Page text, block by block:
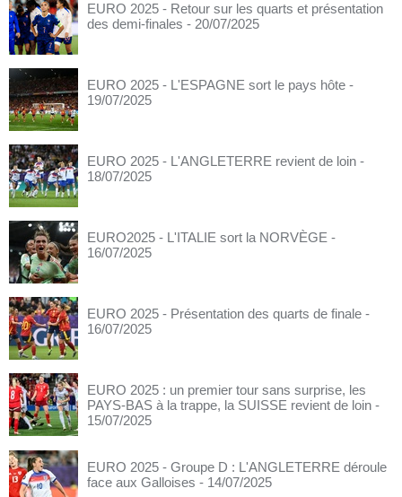
EURO 2025 - Retour sur les quarts et présentation
des demi-finales - 20/07/2025
EURO 2025 - L'ESPAGNE sort le pays hôte -
19/07/2025
EURO 2025 - L'ANGLETERRE revient de loin -
18/07/2025
EURO2025 - L'ITALIE sort la NORVÈGE -
16/07/2025
EURO 2025 - Présentation des quarts de finale -
16/07/2025
EURO 2025 : un premier tour sans surprise, les
PAYS-BAS à la trappe, la SUISSE revient de loin -
15/07/2025
EURO 2025 - Groupe D : L'ANGLETERRE déroule
face aux Galloises - 14/07/2025